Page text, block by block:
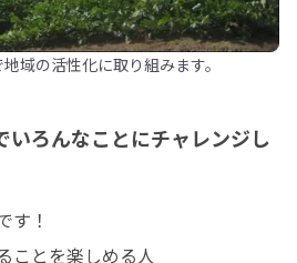
域の活性化に取り組みます。
いろんなことにチャレンジし
す！
ことを楽しめる人